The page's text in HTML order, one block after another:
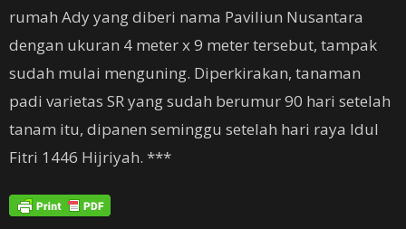
rumah Ady yang diberi nama Paviliun Nusantara
dengan ukuran 4 meter x 9 meter tersebut, tampak
sudah mulai menguning. Diperkirakan, tanaman
padi varietas SR yang sudah berumur 90 hari setelah
tanam itu, dipanen seminggu setelah hari raya Idul
Fitri 1446 Hijriyah. ***